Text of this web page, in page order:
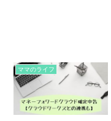
ママのライフ